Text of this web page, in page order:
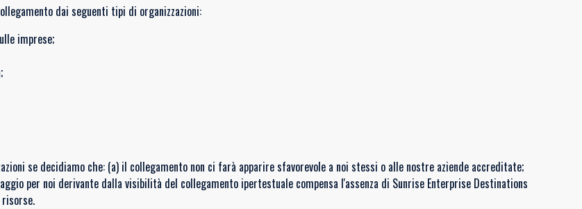
dai seguenti tipi di organizzazioni:
imprese;
se decidiamo che: (a) il collegamento non ci farà apparire sfavorevole a noi stessi o alle nostre aziende accreditate;
per noi derivante dalla visibilità del collegamento ipertestuale compensa l'assenza di Sunrise Enterprise Destinations